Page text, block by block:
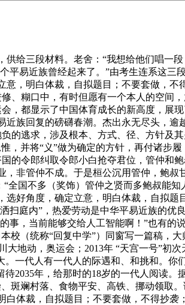
三段材料。老舍：“我想给他们唱一段
易近族曾经起来了。”由考生连系这
，明白体裁，自拟题目；不要套做，
、糊口中，有时但愿有一个本人的空间
，都显示了中国体育成长的新高度，展
族回复的磅礴春潮。杰出永无尽头，
的逃求，涉及根本、方式、径、方针及
并将“义”做为确定的方针，再付诸步
的令郎纠取令郎小白抢夺君位，管仲和
非管仲不成。于是桓公沉用管仲，鲍
全国不多（奖饰）管仲之贤而多鲍叔能
好角度，确定立意，明白体裁，自拟
庭内”，热爱劳动是中华平易近族的
，当前能够交给人工智能啊！”也有的
（统称“回复中学”）同窗写一篇稿，
地动，奥运会；2013年 “天宫一号”初
一代人有一代人的际遇和、和挑和。
2035年，给那时的18岁的一代人阅读
斑斓村落、食物平安、高铁、挪动领取
体裁，自拟题目；不要套做，不得抄